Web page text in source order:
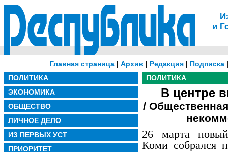
и
Главная страница | Архив | Редакция | Подписка
ПОЛИТИКА
ЭКОНОМИКА
ОБЩЕСТВО
ЛИЧНОЕ ДЕЛО
ИЗ ПЕРВЫХ УСТ
ПРИОРИТЕТ
ПОЛИТИКА
В центре
/
26 марта
Коми собрался